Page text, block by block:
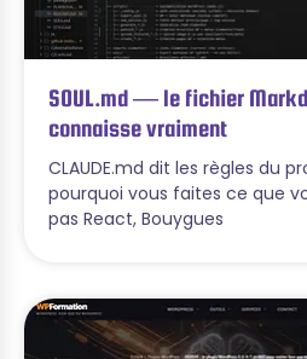
SOUL.md — le fichier
connaisse vraiment
CLAUDE.md dit les règles du
pourquoi vous faites ce que
pas React, Bouygues